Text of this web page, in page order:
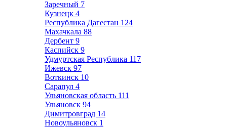
Заречный 7
Кузнецк 4
Республика Дагестан 124
Махачкала 88
Дербент 9
Каспийск 9
Удмуртская Республика 117
Ижевск 97
Воткинск 10
Сарапул 4
Ульяновская область 111
Ульяновск 94
Димитровград 14
Новоульяновск 1